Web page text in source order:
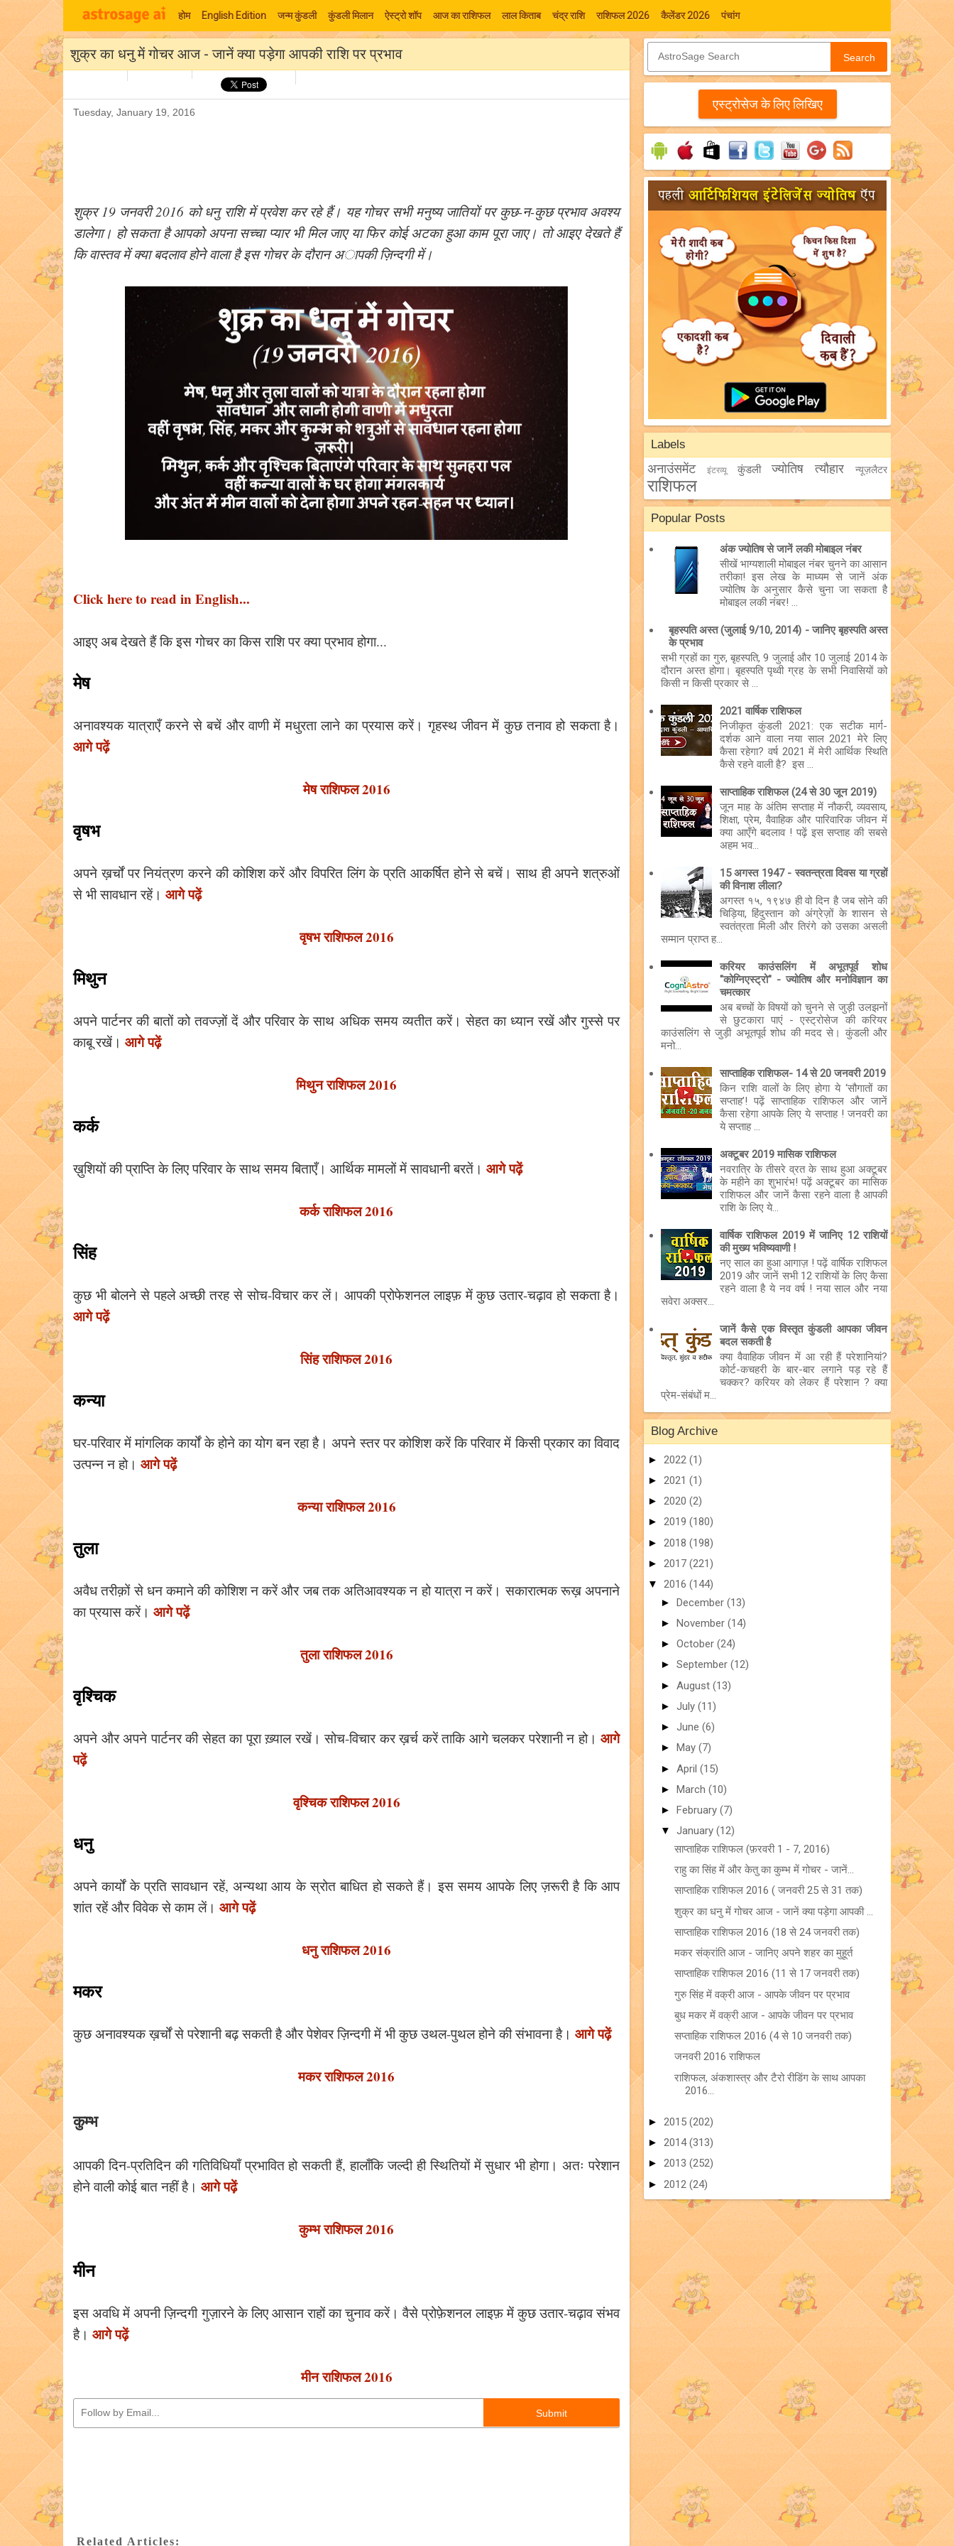
होम English Edition जन्म कुंडली कुंडली मिलान ऐस्ट्रो शॉप आज का राशिफल लाल किताब चंद्र राशि राशिफल 2026 कैलेंडर 2026 पंचांग
शुक्र का धनु में गोचर आज - जानें क्या पड़ेगा आपकी राशि पर प्रभाव
Tuesday, January 19, 2016
शुक्र 19 जनवरी 2016 को धनु राशि में प्रवेश कर रहे हैं। यह गोचर सभी मनुष्य जातियों पर कुछ-न-कुछ प्रभाव अवश्य
डालेगा। हो सकता है आपको अपना सच्चा प्यार भी मिल जाए या फिर कोई अटका हुआ काम पूरा जाए। तो आइए देखते हैं
कि वास्तव में क्या बदलाव होने वाला है इस गोचर के दौरान अापकी ज़िन्दगी में।
Click here to read in English...
आइए अब देखते हैं कि इस गोचर का किस राशि पर क्या प्रभाव होगा...
मेष
अनावश्यक यात्राएँ करने से बचें और वाणी में मधुरता लाने का प्रयास करें। गृहस्थ जीवन में कुछ तनाव हो सकता है।
आगे पढ़ें
मेष राशिफल 2016
वृषभ
अपने ख़र्चों पर नियंत्रण करने की कोशिश करें और विपरित लिंग के प्रति आकर्षित होने से बचें। साथ ही अपने शत्रुओं
से भी सावधान रहें। आगे पढ़ें
वृषभ राशिफल 2016
मिथुन
अपने पार्टनर की बातों को तवज्ज़ों दें और परिवार के साथ अधिक समय व्यतीत करें। सेहत का ध्यान रखें और गुस्से पर
काबू रखें। आगे पढ़ें
मिथुन राशिफल 2016
कर्क
ख़ुशियों की प्राप्ति के लिए परिवार के साथ समय बिताएँ। आर्थिक मामलों में सावधानी बरतें। आगे पढ़ें
कर्क राशिफल 2016
सिंह
कुछ भी बोलने से पहले अच्छी तरह से सोच-विचार कर लें। आपकी प्रोफेशनल लाइफ़ में कुछ उतार-चढ़ाव हो सकता है।
आगे पढ़ें
सिंह राशिफल 2016
कन्या
घर-परिवार में मांगलिक कार्यों के होने का योग बन रहा है। अपने स्तर पर कोशिश करें कि परिवार में किसी प्रकार का विवाद
उत्पन्न न हो। आगे पढ़ें
कन्या राशिफल 2016
तुला
अवैध तरीक़ों से धन कमाने की कोशिश न करें और जब तक अतिआवश्यक न हो यात्रा न करें। सकारात्मक रूख़ अपनाने
का प्रयास करें। आगे पढ़ें
तुला राशिफल 2016
वृश्चिक
अपने और अपने पार्टनर की सेहत का पूरा ख़्याल रखें। सोच-विचार कर ख़र्च करें ताकि आगे चलकर परेशानी न हो। आगे
पढ़ें
वृश्चिक राशिफल 2016
धनु
अपने कार्यों के प्रति सावधान रहें, अन्यथा आय के स्रोत बाधित हो सकते हैं। इस समय आपके लिए ज़रूरी है कि आप
शांत रहें और विवेक से काम लें। आगे पढ़ें
धनु राशिफल 2016
मकर
कुछ अनावश्यक ख़र्चों से परेशानी बढ़ सकती है और पेशेवर ज़िन्दगी में भी कुछ उथल-पुथल होने की संभावना है। आगे पढ़ें
मकर राशिफल 2016
कुम्भ
आपकी दिन-प्रतिदिन की गतिविधियाँ प्रभावित हो सकती हैं, हालाँकि जल्दी ही स्थितियों में सुधार भी होगा। अतः परेशान
होने वाली कोई बात नहीं है। आगे पढ़ें
कुम्भ राशिफल 2016
मीन
इस अवधि में अपनी ज़िन्दगी गुज़ारने के लिए आसान राहों का चुनाव करें। वैसे प्रोफ़ेशनल लाइफ़ में कुछ उतार-चढ़ाव संभव
है। आगे पढ़ें
मीन राशिफल 2016
Related Articles:
Search
एस्‍ट्रोसेज के लिए लिखिए
Labels
अनाउंसमेंट इंटरव्यू कुंडली ज्योतिष त्यौहार न्यूज़लैटर
राशिफल
Popular Posts
अंक ज्योतिष से जानें लकी मोबाइल नंबर
सीखें भाग्यशाली मोबाइल नंबर चुनने का आसान
तरीका! इस लेख के माध्यम से जानें अंक
ज्योतिष के अनुसार कैसे चुना जा सकता है
मोबाइल लकी नंबर! ...
बृहस्पति अस्त (जुलाई 9/10, 2014) - जानिए बृहस्पति अस्त
के प्रभाव
सभी ग्रहों का गुरु, बृहस्पति, 9 जुलाई और 10 जुलाई 2014 के
दौरान अस्त होगा। बृहस्पति पृथ्वी ग्रह के सभी निवासियों को
किसी न किसी प्रकार से ...
2021 वार्षिक राशिफल
निजीकृत कुंडली 2021: एक सटीक मार्ग-
दर्शक आने वाला नया साल 2021 मेरे लिए
कैसा रहेगा? वर्ष 2021 में मेरी आर्थिक स्थिति
कैसे रहने वाली है? इस ...
साप्ताहिक राशिफल (24 से 30 जून 2019)
जून माह के अंतिम सप्ताह में नौकरी, व्यवसाय,
शिक्षा, प्रेम, वैवाहिक और पारिवारिक जीवन में
क्या आएँगे बदलाव ! पढ़ें इस सप्ताह की सबसे
अहम भव...
15 अगस्त 1947 - स्वतन्त्रता दिवस या ग्रहों
की विनाश लीला?
अगस्त १५, १९४७ ही वो दिन है जब सोने की
चिड़िया, हिंदुस्तान को अंग्रेज़ों के शासन से
स्वतंत्रता मिली और तिरंगे को उसका असली
सम्मान प्राप्त ह...
करियर काउंसलिंग में अभूतपूर्व शोध
"कोग्निएस्ट्रो" - ज्योतिष और मनोविज्ञान का
चमत्कार
अब बच्चों के विषयों को चुनने से जुड़ी उलझनों
से छुटकारा पाएं - एस्ट्रोसेज की करियर
काउंसलिंग से जुड़ी अभूतपूर्व शोध की मदद से। कुंडली और
मनो...
साप्ताहिक राशिफल- 14 से 20 जनवरी 2019
किन राशि वालों के लिए होगा ये ‘सौगातों का
सप्ताह’! पढ़ें साप्ताहिक राशिफल और जानें
कैसा रहेगा आपके लिए ये सप्ताह ! जनवरी का
ये सप्ताह ...
अक्टूबर 2019 मासिक राशिफल
नवरात्रि के तीसरे व्रत के साथ हुआ अक्टूबर
के महीने का शुभारंभ! पढ़ें अक्टूबर का मासिक
राशिफल और जानें कैसा रहने वाला है आपकी
राशि के लिए ये...
वार्षिक राशिफल 2019 में जानिए 12 राशियों
की मुख्य भविष्यवाणी !
नए साल का हुआ आगाज़ ! पढ़ें वार्षिक राशिफल
2019 और जानें सभी 12 राशियों के लिए कैसा
रहने वाला है ये नव वर्ष ! नया साल और नया
सवेरा अक्सर...
जानें कैसे एक विस्तृत कुंडली आपका जीवन
बदल सकती है
क्या वैवाहिक जीवन में आ रही हैं परेशानियां?
कोर्ट-कचहरी के बार-बार लगाने पड़ रहे हैं
चक्कर? करियर को लेकर हैं परेशान ? क्या
प्रेम-संबंधों म...
Blog Archive
► 2022 (1)
► 2021 (1)
► 2020 (2)
► 2019 (180)
► 2018 (198)
► 2017 (221)
▼ 2016 (144)
► December (13)
► November (14)
► October (24)
► September (12)
► August (13)
► July (11)
► June (6)
► May (7)
► April (15)
► March (10)
► February (7)
▼ January (12)
साप्ताहिक राशिफल (फ़रवरी 1 - 7, 2016)
राहु का सिंह में और केतु का कुम्भ में गोचर - जानें...
साप्ताहिक राशिफल 2016 ( जनवरी 25 से 31 तक)
शुक्र का धनु में गोचर आज - जानें क्या पड़ेगा आपकी ...
साप्ताहिक राशिफल 2016 (18 से 24 जनवरी तक)
मकर संक्रांति आज - जानिए अपने शहर का मुहूर्त
साप्ताहिक राशिफल 2016 (11 से 17 जनवरी तक)
गुरु सिंह में वक्री आज - आपके जीवन पर प्रभाव
बुध मकर में वक्री आज - आपके जीवन पर प्रभाव
सप्ताहिक राशिफल 2016 (4 से 10 जनवरी तक)
जनवरी 2016 राशिफल
राशिफल, अंकशास्त्र और टैरो रीडिंग के साथ आपका
2016...
► 2015 (202)
► 2014(313)
► 2013 (252)
► 2012 (24)